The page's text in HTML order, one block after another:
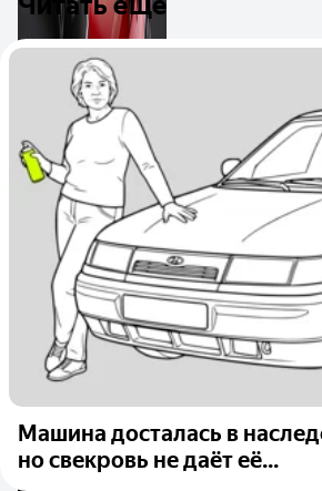
Машина досталась в
но свекровь не даёт её...